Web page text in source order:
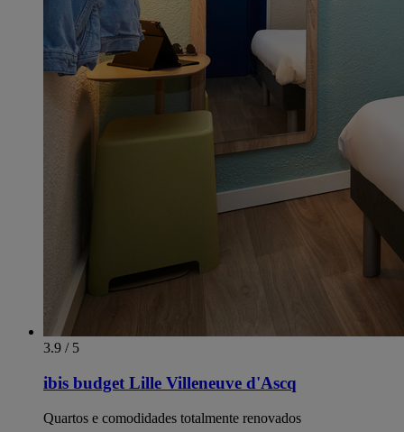
3.9 / 5
ibis budget Lille Villeneuve d'Ascq
Quartos e comodidades totalmente renovados